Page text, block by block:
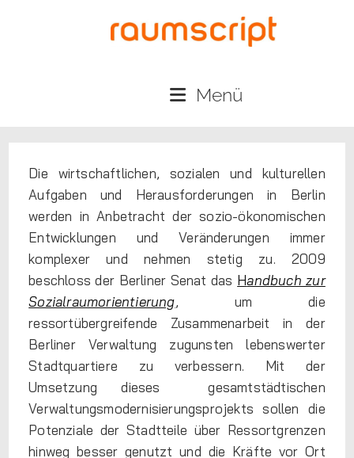
Menü
Die wirtschaftlichen, sozialen und kulturellen
Aufgaben und Herausforderungen in Berlin
werden in Anbetracht der sozio-ökonomischen
Entwicklungen und Veränderungen immer
komplexer und nehmen stetig zu. 2009
beschloss der Berliner Senat das Handbuch zur
Sozialraumorientierung, um die
ressortübergreifende Zusammenarbeit in der
Berliner Verwaltung zugunsten lebenswerter
Stadtquartiere zu verbessern. Mit der
Umsetzung dieses gesamtstädtischen
Verwaltungsmodernisierungsprojekts sollen die
Potenziale der Stadtteile über Ressortgrenzen
hinweg besser genutzt und die Kräfte vor Ort